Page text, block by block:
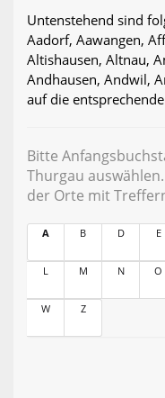
Untenstehend sind
Aadorf, Aawangen,
Altishausen, Altnau,
Andhausen, Andwil,
auf die
Bitte
Thurgau
der Orte mit
A B D E
L M N O
W Z